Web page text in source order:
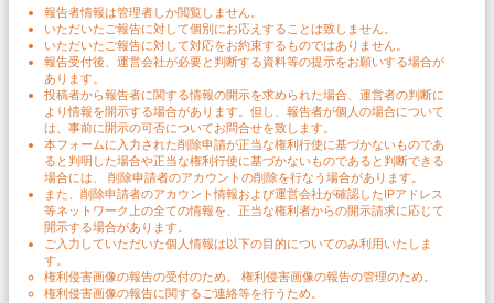
報告者情報は管理者しか閲覧しません。
いただいたご報告に対して個別にお応えすることは致しません。
いただいたご報告に対して対応をお約束するものではありません。
報告受付後、運営会社が必要と判断する資料等の提示をお願いする場合が
あります。
投稿者から報告者に関する情報の開示を求められた場合、運営者の判断に
より情報を開示する場合があります。但し、報告者が個人の場合について
は、事前に開示の可否についてお問合せを致します。
本フォームに入力された削除申請が正当な権利行使に基づかないものであ
ると判明した場合や正当な権利行使に基づかないものであると判断できる
場合には、 削除申請者のアカウントの削除を行なう場合があります。
また、削除申請者のアカウント情報および運営会社が確認したIPアドレス
等ネットワーク上の全ての情報を、正当な権利者からの開示請求に応じて
開示する場合があります。
ご入力していただいた個人情報は以下の目的についてのみ利用いたしま
す。
権利侵害画像の報告の受付のため。 権利侵害画像の報告の管理のため。
権利侵害画像の報告に関するご連絡等を行うため。